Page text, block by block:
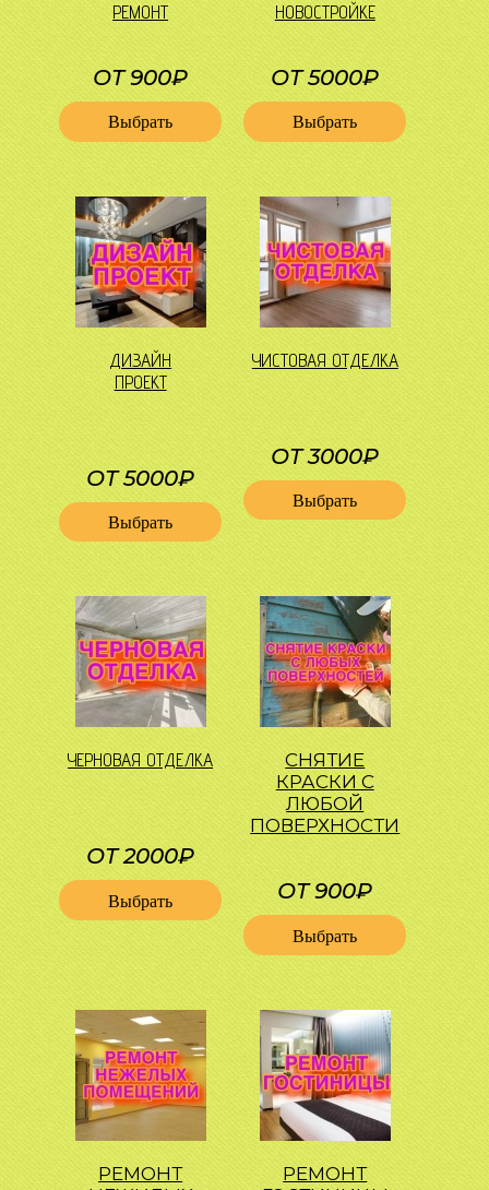
РЕМОНТ
ОТ 900₽
Выбрать
НОВОСТРОЙКЕ
ОТ 5000₽
Выбрать
ДИЗАЙН
ПРОЕКТ
ОТ 5000₽
Выбрать
ЧИСТОВАЯ ОТДЕЛКА
ОТ 3000₽
Выбрать
ЧЕРНОВАЯ ОТДЕЛКА
ОТ 2000₽
Выбрать
СНЯТИЕ
КРАСКИ С
ЛЮБОЙ
ПОВЕРХНОСТИ
ОТ 900₽
Выбрать
РЕМОНТ
РЕМОНТ